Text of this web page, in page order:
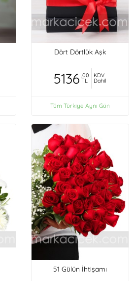
Dört Dörtlük Aşk
5136 ,00
TL
KDV
Dahil
Tüm Türkiye Aynı Gün
51 Gülün İhtişamı